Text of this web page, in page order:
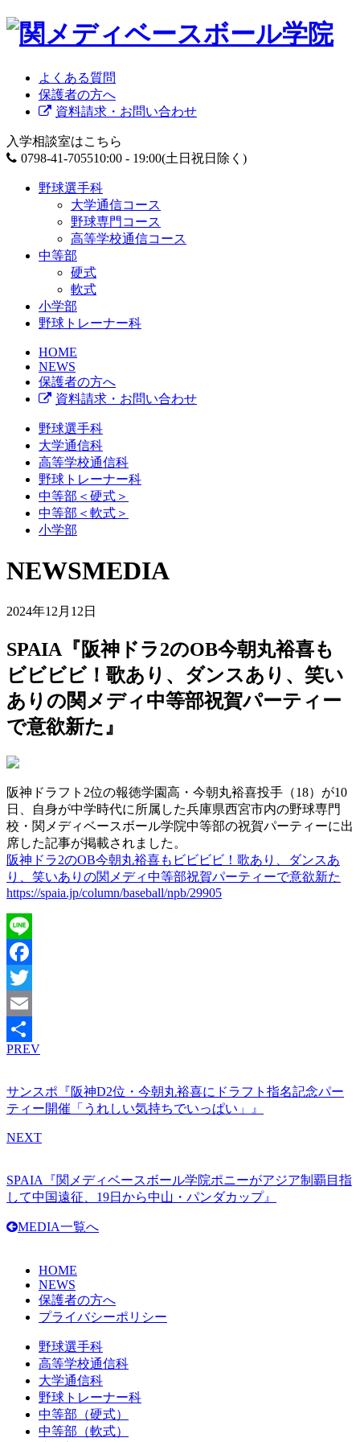
よくある質問
保護者の方へ
資料請求・お問い合わせ
入学相談室はこちら
0798-41-705510:00 - 19:00(土日祝日除く)
野球選手科
大学通信コース
野球専門コース
高等学校通信コース
中等部
硬式
軟式
小学部
野球トレーナー科
HOME
NEWS
保護者の方へ
資料請求・お問い合わせ
野球選手科
大学通信科
高等学校通信科
野球トレーナー科
中等部＜硬式＞
中等部＜軟式＞
小学部
NEWSMEDIA
2024年12月12日
SPAIA『阪神ドラ2のOB今朝丸裕喜も
ビビビビ！歌あり、ダンスあり、笑い
ありの関メディ中等部祝賀パーティー
で意欲新た』
阪神ドラフト2位の報徳学園高・今朝丸裕喜投手（18）が10
日、自身が中学時代に所属した兵庫県西宮市内の野球専門
校・関メディベースボール学院中等部の祝賀パーティーに出
席した記事が掲載されました。
阪神ドラ2のOB今朝丸裕喜もビビビビ！歌あり、ダンスあ
り、笑いありの関メディ中等部祝賀パーティーで意欲新た
https://spaia.jp/column/baseball/npb/29905
Line
Facebook
Twitter
Email
共
PREV
サンスポ『阪神D2位・今朝丸裕喜にドラフト指名記念パー
ティー開催「うれしい気持ちでいっぱい」』
NEXT
SPAIA『関メディベースボール学院ポニーがアジア制覇目指
して中国遠征、19日から中山・パンダカップ』
MEDIA一覧へ
HOME
NEWS
保護者の方へ
プライバシーポリシー
野球選手科
高等学校通信科
大学通信科
野球トレーナー科
中等部（硬式）
中等部（軟式）